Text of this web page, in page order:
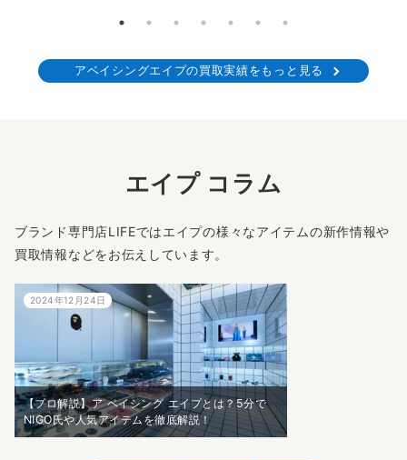
アベイシングエイプの買取実績をもっと見る
エイプ コラム
ブランド専門店LIFEではエイプの様々なアイテムの新作情報や
買取情報などをお伝えしています。
【プロ解説】ア ベイシング エイプとは？5分で
NIGO氏や人気アイテムを徹底解説！
2024年12月24日